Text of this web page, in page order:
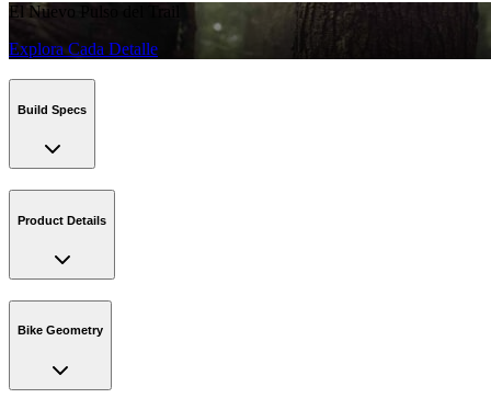
El Nuevo Pulso del Trail
Explora Cada Detalle
Build Specs
Product Details
Bike Geometry